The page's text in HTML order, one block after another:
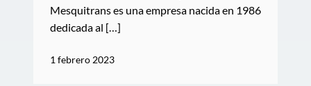
Mesquitrans es una empresa nacida en 1986
dedicada al […]
1 febrero 2023